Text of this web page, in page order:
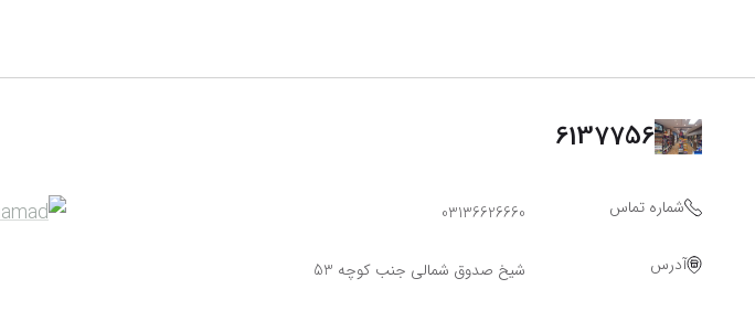
6137756
شماره تماس 03136626660
آدرس شیخ صدوق شمالی جنب کوچه 53